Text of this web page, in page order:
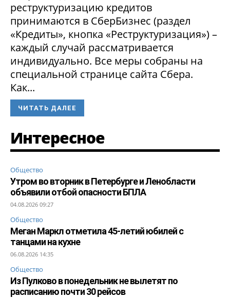
реструктуризацию кредитов
принимаются в СберБизнес (раздел
«Кредиты», кнопка «Реструктуризация») –
каждый случай рассматривается
индивидуально. Все меры собраны на
специальной странице сайта Сбера.
Как...
ЧИТАТЬ ДАЛЕЕ
Интересное
Общество
Утром во вторник в Петербурге и Ленобласти
объявили отбой опасности БПЛА
04.08.2026 09:27
Общество
Меган Маркл отметила 45-летий юбилей с
танцами на кухне
06.08.2026 14:35
Общество
Из Пулково в понедельник не вылетят по
расписанию почти 30 рейсов